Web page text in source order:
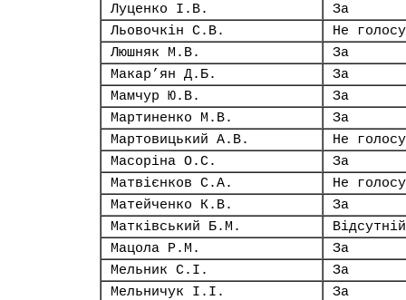
Луценко І.В.
За
Льовочкін С.В.
Не
Люшняк М.В.
За
Макар’ян Д.Б.
За
Мамчур Ю.В.
За
Мартиненко М.В.
За
Мартовицький А.В.
Не
Масоріна О.С.
За
Матвієнков С.А.
Не
Матейченко К.В.
За
Матківський Б.М.
Відсутній
Мацола Р.М.
За
Мельник С.І.
За
Мельничук І.І.
За